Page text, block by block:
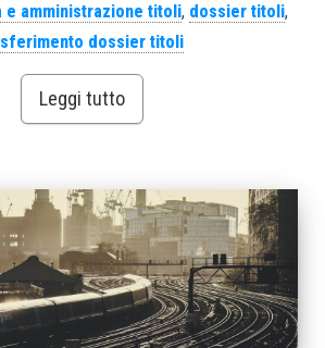
e amministrazione titoli, dossier titoli,
dossier titoli
Leggi tutto